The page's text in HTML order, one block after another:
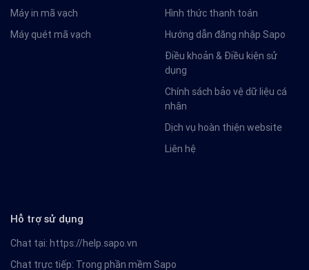
Máy in mã vạch
Máy quét mã vạch
Hình thức thanh toán
Hướng dẫn đăng nhập Sapo
Điều khoản & Điều kiện sử
dụng
Chính sách bảo vệ dữ liệu cá
nhân
Dịch vụ hoàn thiện website
Liên hệ
Hỗ trợ sử dụng
Chat tại: https://help.sapo.vn
Chat trực tiếp: Trong phần mềm Sapo